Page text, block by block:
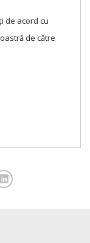
de acord cu
de către